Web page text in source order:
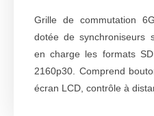
Grille de commutation
dotée de synchroniseurs
en charge les formats
2160p30. Comprend
écran LCD, contrôle à